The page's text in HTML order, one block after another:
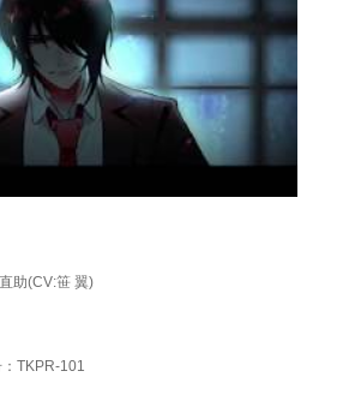
助(CV:笹 翼)
TKPR-101